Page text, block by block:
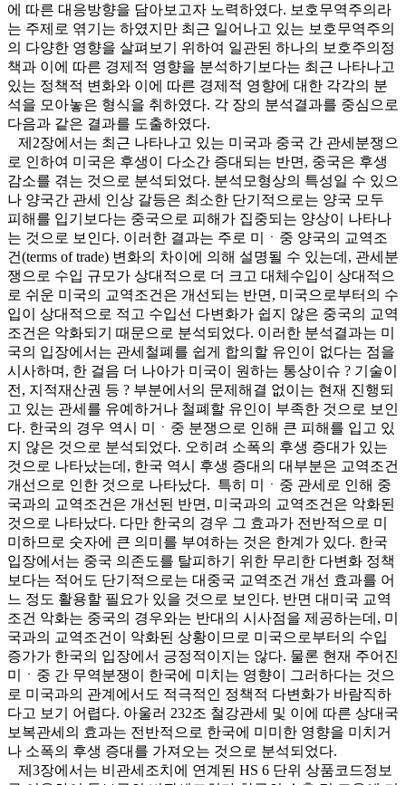
에 따른 대응방향을 담아보고자 노력하였다. 보호무역주의라
는 주제로 엮기는 하였지만 최근 일어나고 있는 보호무역주의
의 다양한 영향을 살펴보기 위하여 일관된 하나의 보호주의정
책과 이에 따른 경제적 영향을 분석하기보다는 최근 나타나고
있는 정책적 변화와 이에 따른 경제적 영향에 대한 각각의 분
석을 모아놓은 형식을 취하였다. 각 장의 분석결과를 중심으로
다음과 같은 결과를 도출하였다.
제2장에서는 최근 나타나고 있는 미국과 중국 간 관세분쟁으
로 인하여 미국은 후생이 다소간 증대되는 반면, 중국은 후생
감소를 겪는 것으로 분석되었다. 분석모형상의 특성일 수 있으
나 양국간 관세 인상 갈등은 최소한 단기적으로는 양국 모두
피해를 입기보다는 중국으로 피해가 집중되는 양상이 나타나
는 것으로 보인다. 이러한 결과는 주로 미ㆍ중 양국의 교역조
건(terms of trade) 변화의 차이에 의해 설명될 수 있는데, 관세분
쟁으로 수입 규모가 상대적으로 더 크고 대체수입이 상대적으
로 쉬운 미국의 교역조건은 개선되는 반면, 미국으로부터의 수
입이 상대적으로 적고 수입선 다변화가 쉽지 않은 중국의 교역
조건은 악화되기 때문으로 분석되었다. 이러한 분석결과는 미
국의 입장에서는 관세철폐를 쉽게 합의할 유인이 없다는 점을
시사하며, 한 걸음 더 나아가 미국이 원하는 통상이슈 ? 기술이
전, 지적재산권 등 ? 부분에서의 문제해결 없이는 현재 진행되
고 있는 관세를 유예하거나 철폐할 유인이 부족한 것으로 보인
다. 한국의 경우 역시 미ㆍ중 분쟁으로 인해 큰 피해를 입고 있
지 않은 것으로 분석되었다. 오히려 소폭의 후생 증대가 있는
것으로 나타났는데, 한국 역시 후생 증대의 대부분은 교역조건
개선으로 인한 것으로 나타났다. 특히 미ㆍ중 관세로 인해 중
국과의 교역조건은 개선된 반면, 미국과의 교역조건은 악화된
것으로 나타났다. 다만 한국의 경우 그 효과가 전반적으로 미
미하므로 숫자에 큰 의미를 부여하는 것은 한계가 있다. 한국
입장에서는 중국 의존도를 탈피하기 위한 무리한 다변화 정책
보다는 적어도 단기적으로는 대중국 교역조건 개선 효과를 어
느 정도 활용할 필요가 있을 것으로 보인다. 반면 대미국 교역
조건 악화는 중국의 경우와는 반대의 시사점을 제공하는데, 미
국과의 교역조건이 악화된 상황이므로 미국으로부터의 수입
증가가 한국의 입장에서 긍정적이지는 않다. 물론 현재 주어진
미ㆍ중 간 무역분쟁이 한국에 미치는 영향이 그러하다는 것으
로 미국과의 관계에서도 적극적인 정책적 다변화가 바람직하
다고 보기 어렵다. 아울러 232조 철강관세 및 이에 따른 상대국
보복관세의 효과는 전반적으로 한국에 미미한 영향을 미치거
나 소폭의 후생 증대를 가져오는 것으로 분석되었다.
제3장에서는 비관세조치에 연계된 HS 6 단위 상품코드정보